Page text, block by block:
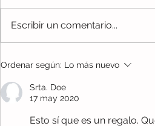
Escribir un comentario...
Ordenar según: Lo más nuevo
Srta. Doe
17 may 2020
Esto sí que es un regalo.